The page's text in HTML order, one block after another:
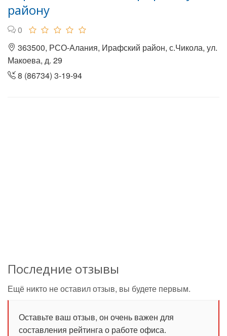
району
0
363500, РСО-Алания, Ирафский район, с.Чикола, ул.
Макоева, д. 29
8 (86734) 3-19-94
Последние отзывы
Ещё никто не оставил отзыв, вы будете первым.
Оставьте ваш отзыв, он очень важен для
составления рейтинга о работе офиса.